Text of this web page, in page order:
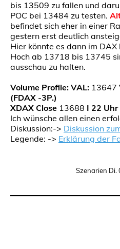
bis 13509 zu fallen und
POC bei 13484 zu testen.
befindet sich eher in einer
gestern erst deutlich
Hier könnte es dann im
Hoch ab 13718 bis 13745
ausschau zu halten.
Volume Profile: VAL: 13647
(FDAX -3P.)
XDAX Close 13688 I 22 Uhr
Ich wünsche allen einen
Diskussion:-> Diskussion
Legende: -> Erklärung der
Szenarien Di.